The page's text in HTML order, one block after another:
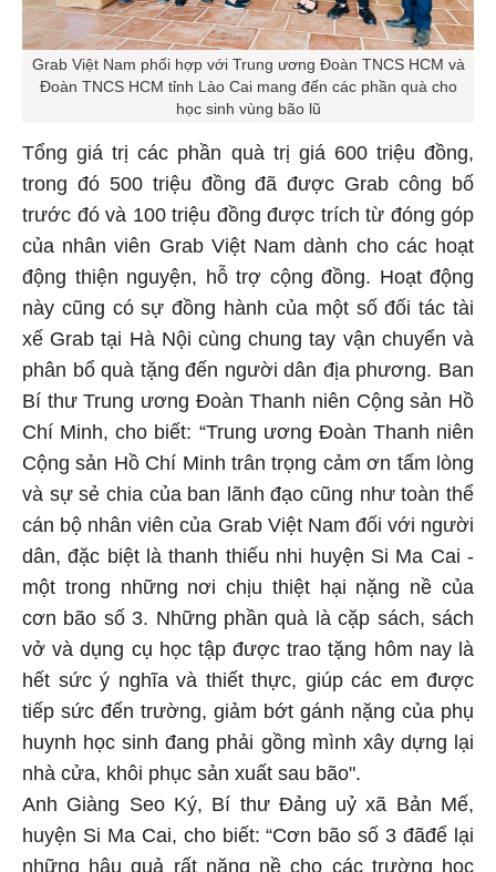
Grab Việt Nam phối hợp với Trung ương Đoàn TNCS HCM và
Đoàn TNCS HCM tỉnh Lào Cai mang đến các phần quà cho
học sinh vùng bão lũ
Tổng giá trị các phần quà trị giá 600 triệu đồng,
trong đó 500 triệu đồng đã được Grab công bố
trước đó và 100 triệu đồng được trích từ đóng góp
của nhân viên Grab Việt Nam dành cho các hoạt
động thiện nguyện, hỗ trợ cộng đồng. Hoạt động
này cũng có sự đồng hành của một số đối tác tài
xế Grab tại Hà Nội cùng chung tay vận chuyển và
phân bổ quà tặng đến người dân địa phương. Ban
Bí thư Trung ương Đoàn Thanh niên Cộng sản Hồ
Chí Minh, cho biết: “Trung ương Đoàn Thanh niên
Cộng sản Hồ Chí Minh trân trọng cảm ơn tấm lòng
và sự sẻ chia của ban lãnh đạo cũng như toàn thể
cán bộ nhân viên của Grab Việt Nam đối với người
dân, đặc biệt là thanh thiếu nhi huyện Si Ma Cai -
một trong những nơi chịu thiệt hại nặng nề của
cơn bão số 3. Những phần quà là cặp sách, sách
vở và dụng cụ học tập được trao tặng hôm nay là
hết sức ý nghĩa và thiết thực, giúp các em được
tiếp sức đến trường, giảm bớt gánh nặng của phụ
huynh học sinh đang phải gồng mình xây dựng lại
nhà cửa, khôi phục sản xuất sau bão".
Anh Giàng Seo Ký, Bí thư Đảng uỷ xã Bản Mế,
huyện Si Ma Cai, cho biết: “Cơn bão số 3 đãđể lại